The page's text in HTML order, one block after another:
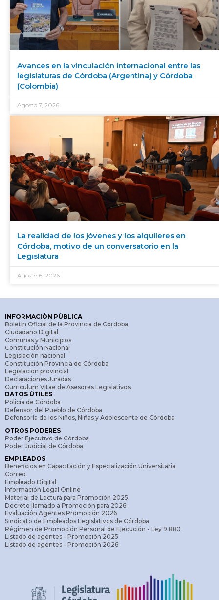
Avances en la vinculación internacional entre las
legislaturas de Córdoba (Argentina) y Córdoba
(Colombia)
Agosto 7, 2026
La realidad de los jóvenes y los alquileres en
Córdoba, motivo de un conversatorio en la
Legislatura
Agosto 6, 2026
INFORMACIÓN PÚBLICA
Boletín Oficial de la Provincia de Córdoba
Ciudadano Digital
Comunas y Municipios
Constitución Nacional
Legislación nacional
Constitución Provincia de Córdoba
Legislación provincial
Declaraciones Juradas
Curriculum Vitae de Asesores Legislativos
DATOS ÚTILES
Policía de Córdoba
Defensor del Pueblo de Córdoba
Defensoría de los Niños, Niñas y Adolescente de Córdoba
OTROS PODERES
Poder Ejecutivo de Córdoba
Poder Judicial de Córdoba
EMPLEADOS
Beneficios en Capacitación y Especialización Universitaria
Correo
Empleado Digital
Información Legal Online
Material de Lectura para Promoción 2025
Decreto llamado a Promoción para 2026
Evaluación Agentes Promoción 2026
Sindicato de Empleados Legislativos de Córdoba
Régimen de Promoción Personal de Ejecución - Ley 9.880
Listado de agentes - Promoción 2025
Listado de agentes - Promoción 2026